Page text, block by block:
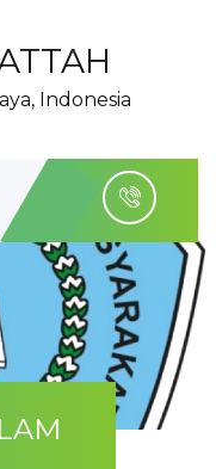
Indonesia